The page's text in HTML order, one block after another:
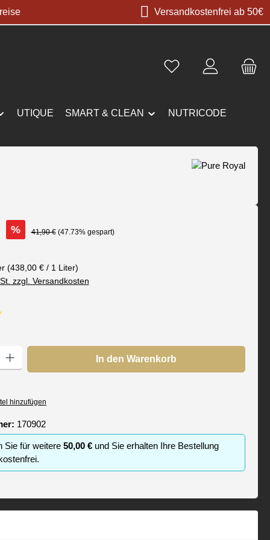
Versandkostenfrei ab 50€
UTIQUE SMART & CLEAN NUTRICODE
% Regulärer Preis:
41,90 € (47.73% gespart)
(438,00 € / 1 Liter)
zzgl. Versandkosten
Gib den gewünschten Wert ein oder benutze die Schaltflächen um
In den Warenkorb
hinzufügen
170902
Sie für weitere 50,00 €und Sie erhalten Ihre Bestellung